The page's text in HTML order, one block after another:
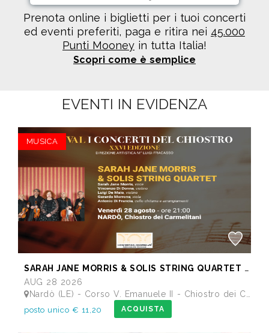
Prenota online i biglietti per i tuoi concerti
ed eventi preferiti, paga e ritira nei 45.000
Punti Mooney in tutta Italia!
Scopri come è semplice
EVENTI IN EVIDENZA
MUSICA
SARAH JANE MORRIS & SOLIS STRING QUARTET - Festival I Concerti del Chiostro
AUG 28 2026
Nardò (LE) - Corso V. Emanuele II - Chiostro dei Carmelitani
posto unico € 11,20 ACQUISTA